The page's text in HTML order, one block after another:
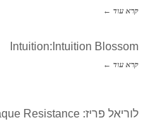
קרא עוד ←
Intuition:Intuition Blossom
קרא עוד ←
לוריאל פריז: Infallible Laque Resistance